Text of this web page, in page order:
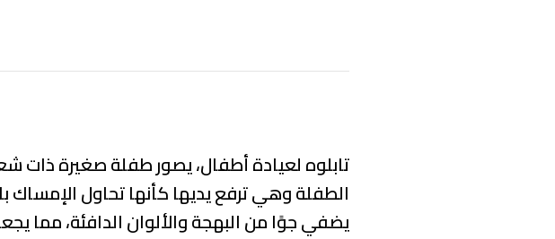
تابلوه لعيادة أطفال، يصور طفلة صغيرة ذات
الطفلة وهي ترفع يديها كأنها تحاول الإمساك
يضفي جوًا من البهجة والألوان الدافئة، مما